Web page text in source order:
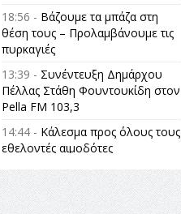
18:56 - Βάζουμε τα μπάζα στη
θέση τους – Προλαμβάνουμε τις
πυρκαγιές
13:39 - Συνέντευξη Δημάρχου
Πέλλας Στάθη Φουντουκίδη στον
Pella FM 103,3
14:44 - Κάλεσμα προς όλους τους
εθελοντές αιμοδότες
14:23 -Όλη η Ελλάδα ένας
πολιτισμός Μουσική
εγκατάσταση Πόλεμος και